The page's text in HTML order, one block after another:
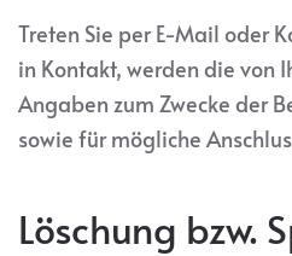
Treten Sie per E-Mail oder
in Kontakt, werden die von
Angaben zum Zwecke der
sowie für mögliche
Löschung bzw.